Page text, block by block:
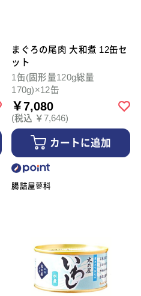
まぐろの尾肉 大和煮 12缶セ
ット
1缶(固形量120g総量
170g)×12缶
￥7,080
(税込 ￥7,646)
カートに追加
腸詰屋蓼科